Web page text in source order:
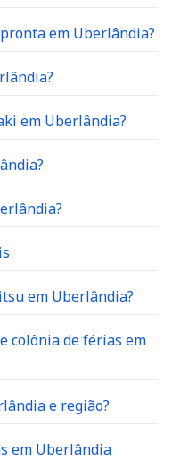
em Uberlândia?
em Uberlândia?
em Uberlândia?
colônia de férias em
e região?
em Uberlândia